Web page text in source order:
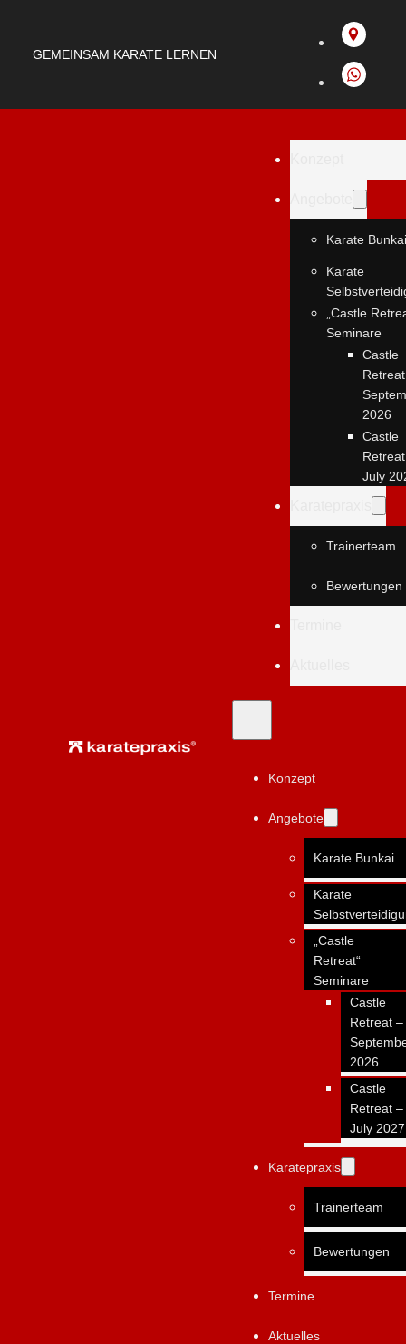
GEMEINSAM KARATE LERNEN
Karate Bunkai
Karate
„Castle
Seminare
Castle
2026
Castle
July
Trainerteam
Bewertungen
Konzept
Angebote
Karate Bunkai
Karate
„Castle
Retreat“
Seminare
Castle
Retreat –
2026
Castle
Retreat –
July 2027
Karatepraxis
Trainerteam
Bewertungen
Termine
Aktuelles